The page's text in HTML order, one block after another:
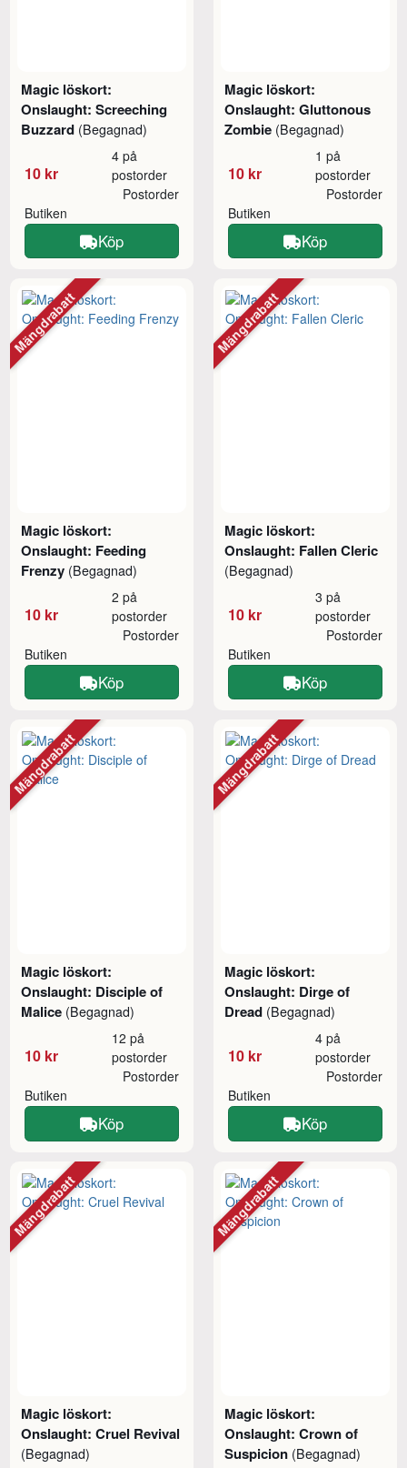
Magic löskort:
Onslaught: Screeching
Buzzard (Begagnad)
10 kr
4 på
postorder
Butiken
Postorder
Köp
Magic löskort:
Onslaught: Gluttonous
Zombie (Begagnad)
10 kr
1 på
postorder
Butiken
Postorder
Köp
Magic löskort:
Onslaught: Feeding
Frenzy (Begagnad)
10 kr
2 på
postorder
Butiken
Postorder
Köp
Mängdrabatt
Magic löskort:
Onslaught: Fallen Cleric
(Begagnad)
10 kr
3 på
postorder
Butiken
Postorder
Köp
Mängdrabatt
Magic löskort:
Onslaught: Disciple of
Malice (Begagnad)
10 kr
12 på
postorder
Butiken
Postorder
Köp
Mängdrabatt
Magic löskort:
Onslaught: Dirge of
Dread (Begagnad)
10 kr
4 på
postorder
Butiken
Postorder
Köp
Mängdrabatt
Magic löskort:
Onslaught: Cruel Revival
(Begagnad)
Mängdrabatt
Magic löskort:
Onslaught: Crown of
Suspicion (Begagnad)
Mängdrabatt